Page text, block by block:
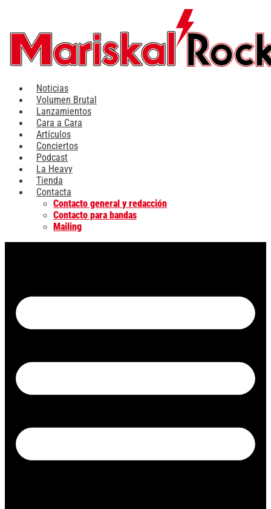
contenido
Noticias
Volumen Brutal
Lanzamientos
Cara a Cara
Artículos
Conciertos
Podcast
La Heavy
Tienda
Contacta
Contacto general y redacción
Contacto para bandas
Mailing